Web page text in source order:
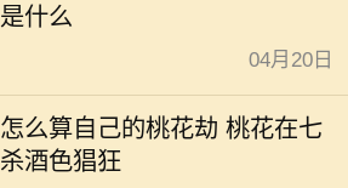
是什么
04月20日
怎么算自己的桃花劫 桃花在七
杀酒色猖狂